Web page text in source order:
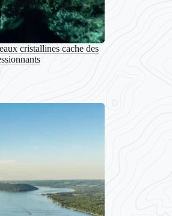
cristallines cache des